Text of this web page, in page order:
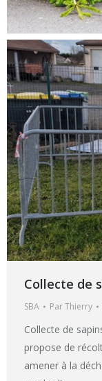
Collecte de
SBA ParThierry
Collecte de
propose de
amener à la